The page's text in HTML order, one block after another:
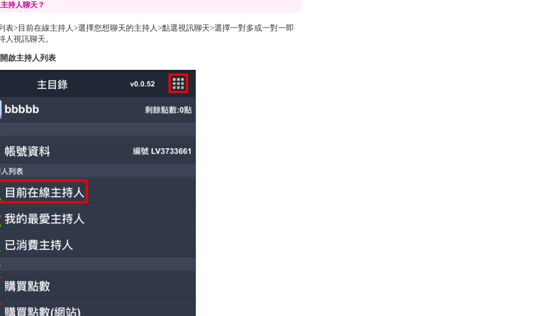
持人聊天？
表>目前在線主持人>選擇您想聊天的主持人>點選視訊聊天>選擇一對多或一對一即
人視訊聊天。
啟主持人列表